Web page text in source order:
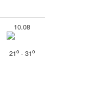
10.08
21o - 31o